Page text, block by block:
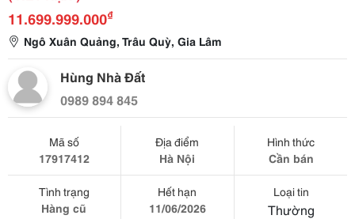
11.699.999.000₫
Ngô Xuân Quảng, Trâu Quỳ, Gia Lâm
Hùng Nhà Đất
0989 894 845
Mã số
17917412
Địa điểm
Hà Nội
Hình thức
Cần bán
Tình trạng
Hàng cũ
Hết hạn
11/06/2026
Loại tin
Thường